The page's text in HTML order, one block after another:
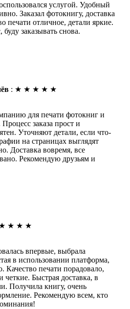
услугой. Удобный
Заказал фотокнигу, доставка
печати отличное, детали яркие.
заказывать снова.
: ★ ★ ★ ★ ★
для печати фотокниг и
заказа прост и
Уточняют детали, если что-
на страницах выглядят
Доставка вовремя, все
Рекомендую друзьям и
★ ★ ★
впервые, выбрала
в использовании платформа,
Качество печати порадовало,
четкие. Быстрая доставка, в
Получила книгу, очень
Рекомендую всем, кто